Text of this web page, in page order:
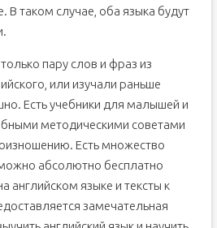
В таком случае, оба языка будут
пару слов и фраз из
или изучали раньше
Есть учебники для малышей и
методическими советами
Есть множество
абсолютно бесплатно
английском языке и тексты к
замечательная